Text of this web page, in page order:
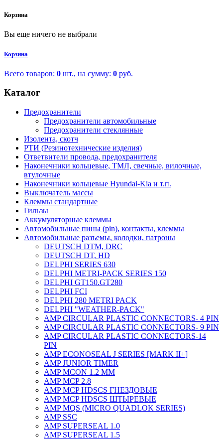
Корзина
Вы еще ничего не выбрали
Корзина
Всего товаров: 0 шт., на сумму: 0 руб.
Каталог
Предохранители
Предохранители автомобильные
Предохранители стеклянные
Изолента, скотч
РТИ (Резинотехнические изделия)
Ответвители провода, предохранителя
Наконечники кольцевые, ТМЛ, свечные, вилочные,
втулочные
Наконечники кольцевые Hyundai-Kia и т.п.
Выключатель массы
Клеммы стандартные
Гильзы
Аккумуляторные клеммы
Автомобильные пины (pin), контакты, клеммы
Автомобильные разъемы, колодки, патроны
DEUTSCH DTM, DRC
DEUTSCH DT, HD
DELPHI SERIES 630
DELPHI METRI-PACK SERIES 150
DELPHI GT150.GT280
DELPHI FCI
DELPHI 280 METRI PACK
DELPHI "WEATHER-PACK"
AMP CIRCULAR PLASTIC CONNECTORS- 4 PIN
AMP CIRCULAR PLASTIC CONNECTORS- 9 PIN
AMP CIRCULAR PLASTIC CONNECTORS-14
PIN
AMP ECONOSEAL J SERIES [MARK II+]
AMP JUNIOR TIMER
AMP MCON 1.2 MM
AMP MCP 2.8
AMP MCP HDSCS ГНЕЗДОВЫЕ
AMP MCP HDSCS ШТЫРЕВЫЕ
AMP MQS (MICRO QUADLOK SERIES)
AMP SSC
AMP SUPERSEAL 1.0
AMP SUPERSEAL 1.5